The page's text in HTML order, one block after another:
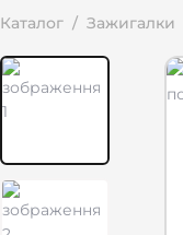
Каталог / Зажигалки